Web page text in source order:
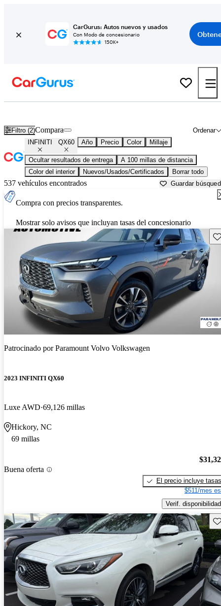
CarGurus: Autos nuevos y usados
Con Modo de concesionario
150K+
Filtro (2) Ordenar
Compara
INFINITI QX60 Año Precio Color Millaje
Ocultar resultados de entrega
A 100 millas de distancia
Color del interior
Nuevos/Usados/Certificados Borrar todo
537 vehículos encontrados Guardar
Compra con precios transparentes.
Mostrar solo avisos que incluyan tasas del concesionario
Patrocinado porParamount Volvo Volkswagen
2023 INFINITI QX60
Luxe AWD 69,126 millas
Hickory, NC
69 millas
Buena oferta
El precio incluye tasas
$511/mes
Verif. disponibilidad